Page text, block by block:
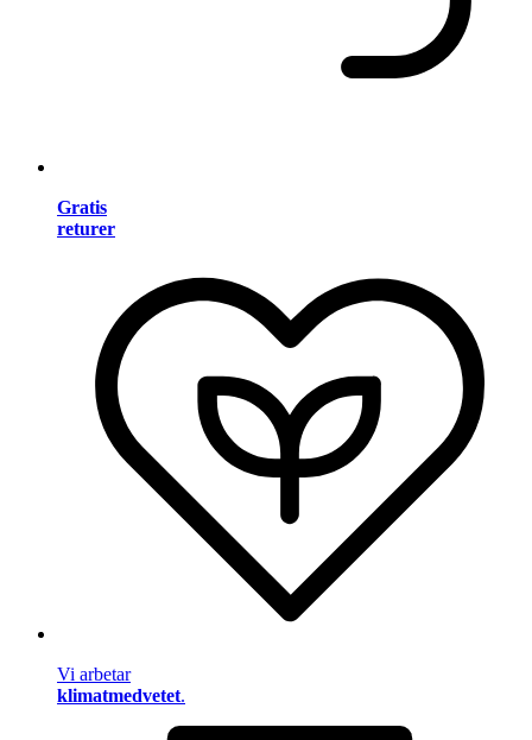
Gratis
returer
Vi arbetar
klimatmedvetet.